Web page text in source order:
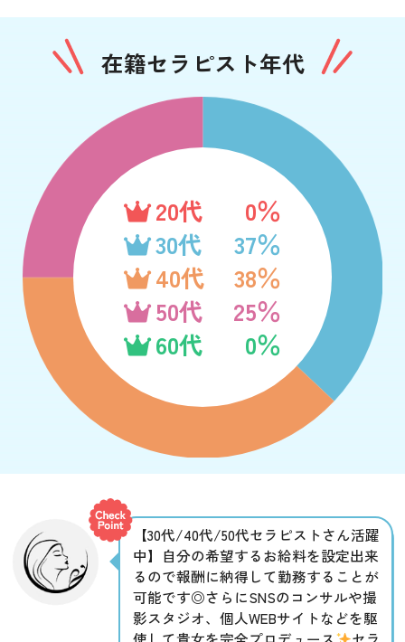
在籍セラピスト年代
20代
0％
30代
37％
40代
38％
50代
25％
60代
0％
【30代/40代/50代セラピストさん活躍
中】自分の希望するお給料を設定出来
るので報酬に納得して勤務することが
可能です◎さらにSNSのコンサルや撮
影スタジオ、個人WEBサイトなどを駆